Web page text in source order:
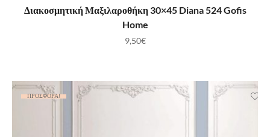
ΠΡΟΣΘΉΚΗ ΣΤΟ ΚΑΛΆΘΙ
Διακοσμητική Μαξιλαροθήκη 30×45 Diana 524 Gofis
Home
9,50€
ΠΡΟΣΦΟΡΆ!